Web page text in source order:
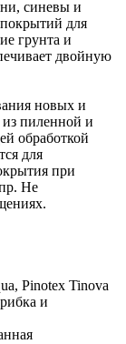
синевы и
для
грунта и
двойную
новых и
пиленной и
обработкой
для
при
Не
Pinotex Tinova
и